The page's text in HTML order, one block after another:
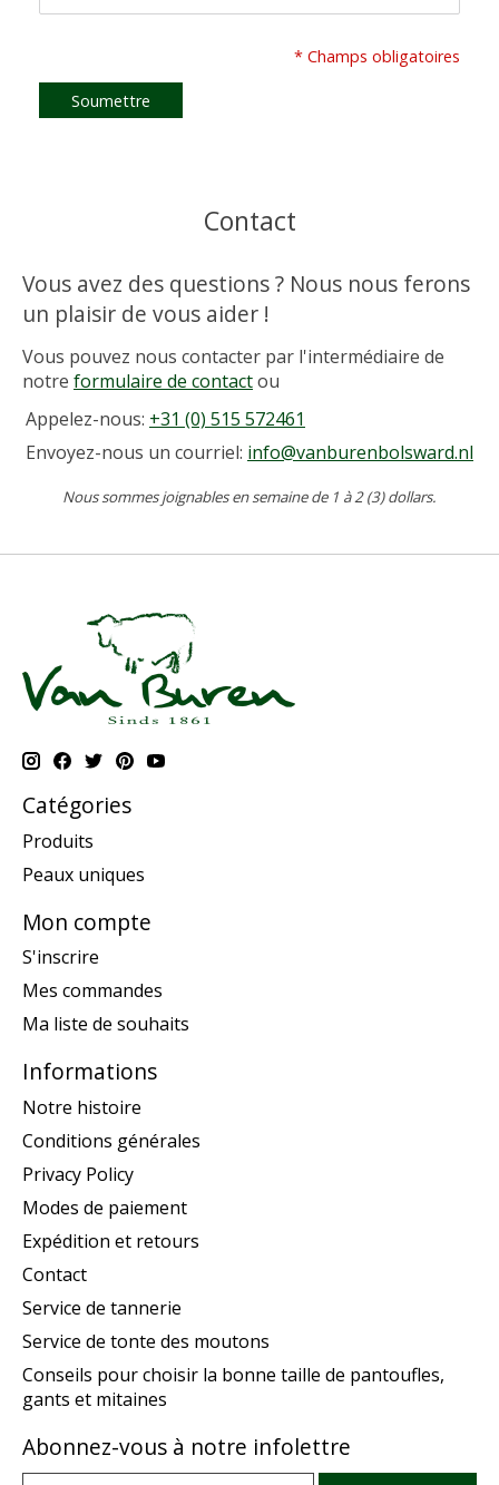
* Champs obligatoires
Soumettre
Contact
Vous avez des questions ? Nous nous ferons
un plaisir de vous aider !
Vous pouvez nous contacter par l'intermédiaire de
notre formulaire de contactou
Appelez-nous: +31 (0) 515 572461
Envoyez-nous un courriel: info@vanburenbolsward.nl
Nous sommes joignables en semaine de 1 à 2 (3) dollars.
Catégories
Produits
Peaux uniques
Mon compte
S'inscrire
Mes commandes
Ma liste de souhaits
Informations
Notre histoire
Conditions générales
Privacy Policy
Modes de paiement
Expédition et retours
Contact
Service de tannerie
Service de tonte des moutons
Conseils pour choisir la bonne taille de pantoufles,
gants et mitaines
Abonnez-vous à notre infolettre